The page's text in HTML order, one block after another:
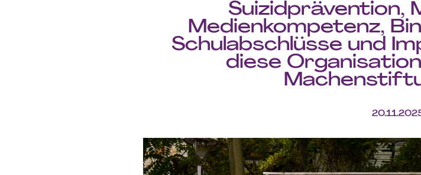
Suizidprävention,
Medienkompetenz,
Schulabschlüsse und
diese